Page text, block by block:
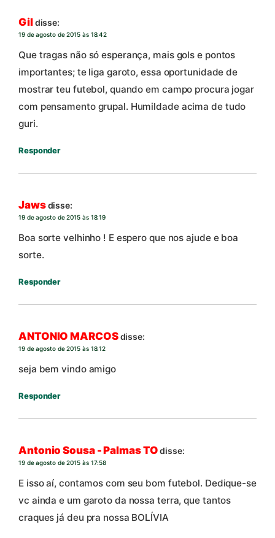
Gildisse:
19 de agosto de 2015 às 18:42
Que tragas não só esperança, mais gols e pontos
importantes; te liga garoto, essa oportunidade de
mostrar teu futebol, quando em campo procura jogar
com pensamento grupal. Humildade acima de tudo
guri.
Responder
Jawsdisse:
19 de agosto de 2015 às 18:19
Boa sorte velhinho ! E espero que nos ajude e boa
sorte.
Responder
ANTONIO MARCOSdisse:
19 de agosto de 2015 às 18:12
seja bem vindo amigo
Responder
Antonio Sousa - Palmas TO disse:
19 de agosto de 2015 às 17:58
E isso aí, contamos com seu bom futebol. Dedique-se
vc ainda e um garoto da nossa terra, que tantos
craques já deu pra nossa BOLÍVIA